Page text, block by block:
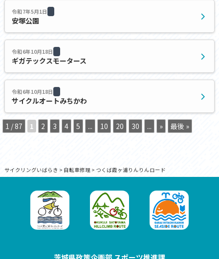
令和7年5月1日
安塚公園
令和6年10月18日
ギガテックスモータース
令和6年10月18日
サイクルオートみちかわ
1 / 87 1 2 3 4 5 ... 10 20 30 ... » 最後 »
サイクリングいばらき > 自転車修理> つくば霞ヶ浦りんりんロード